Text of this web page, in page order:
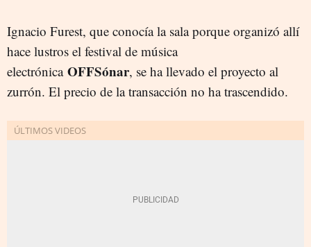
Ignacio Furest, que conocía la sala porque organizó allí
hace lustros el festival de música
electrónica OFFSónar, se ha llevado el proyecto al
zurrón. El precio de la transacción no ha trascendido.